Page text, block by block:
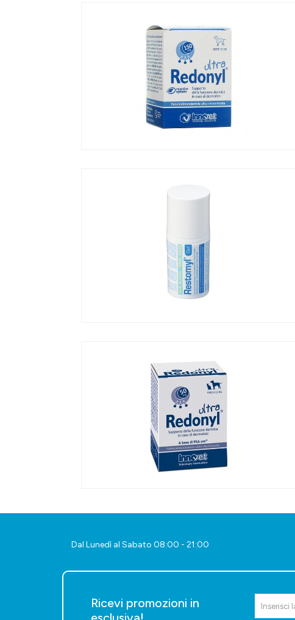
Dal Lunedì al Sabato 08:00 - 21:00
Ricevi promozioni in